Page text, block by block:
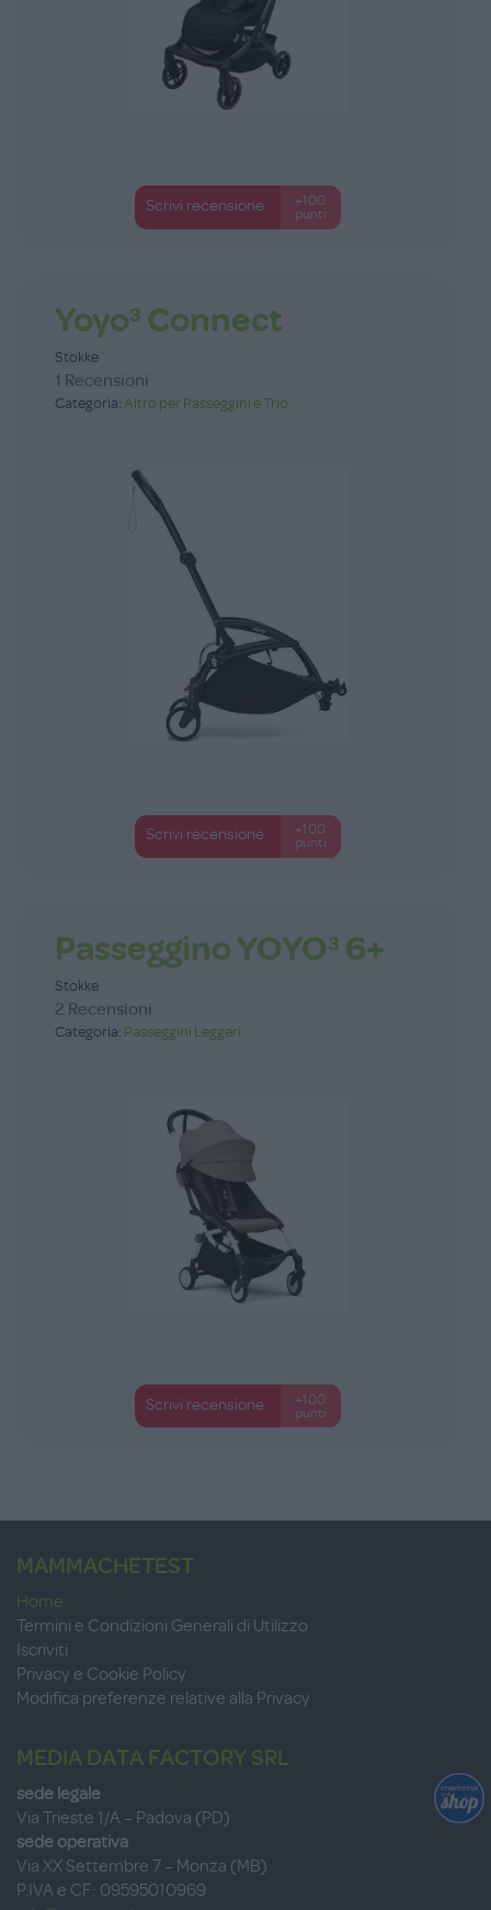
Scrivi recensione
+100
punti
Yoyo³ Connect
Stokke
1 Recensioni
Categoria:Altro per Passeggini e Trio
Scrivi recensione
+100
punti
Passeggino YOYO³ 6+
Stokke
2 Recensioni
Categoria: Passeggini Leggeri
Scrivi recensione
+100
punti
MAMMACHETEST
Home
Termini e Condizioni Generali di Utilizzo
Iscriviti
Privacy e Cookie Policy
Modifica preferenze relative alla Privacy
MEDIA DATA FACTORY SRL
sede legale
Via Trieste 1/A – Padova (PD)
sede operativa
Via XX Settembre 7 – Monza (MB)
P.IVA e CF: 09595010969